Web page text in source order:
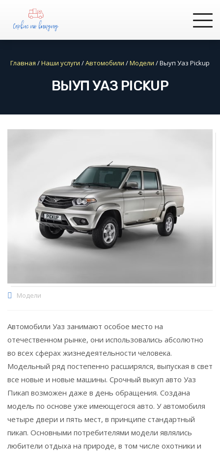
Главная /Наши услуги /Автомобили /Модели /Выуп Уаз Pickup
ВЫУП УАЗ PICKUP
Модели
Автомобили Уаз занимают особое место на
отечественном рынке, они использовались абсолютно
во всех сферах жизнедеятельности человека.
Модельный ряд постепенно расширялся, выпуская в свет
все новые и новые машины. Срочный выкуп авто Уаз
Пикап возможен даже в день обращения. Создана
модель по основе уже имеющегося авто. У автомобиля
четыре двери и пять мест, в принципе стандартный
пикап. Основными потребителями модели являлись
любители отдыха на природе, в том числе охотники и